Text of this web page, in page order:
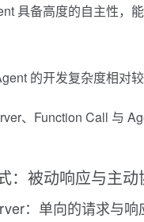
具备高度的自主性，
的开发复杂度相对
：被动响应与主动
：单向的请求与响